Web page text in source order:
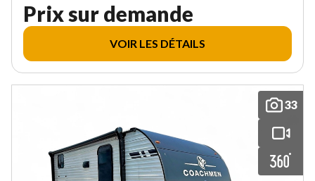
Prix sur demande
VOIR LES DÉTAILS
33